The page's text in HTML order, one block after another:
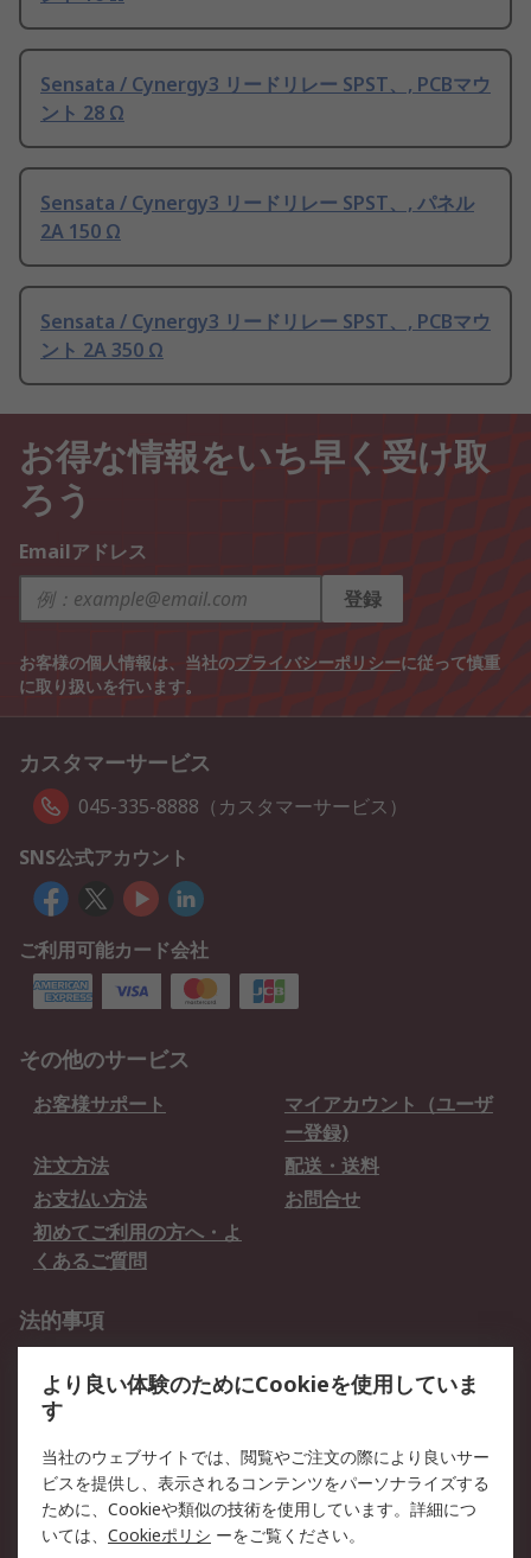
Sensata / Cynergy3 リードリレー SPST、, PCBマウ
ント 28 Ω
Sensata / Cynergy3 リードリレー SPST、, パネル
2A 150 Ω
Sensata / Cynergy3 リードリレー SPST、, PCBマウ
ント 2A 350 Ω
お得な情報をいち早く受け取
ろう
Emailアドレス
登録
お客様の個人情報は、当社のプライバシーポリシーに従って慎重
に取り扱いを行います。
カスタマーサービス
045-335-8888（カスタマーサービス）
SNS公式アカウント
ご利用可能カード会社
その他のサービス
お客様サポート
マイアカウント（ユーザ
ー登録)
注文方法
配送・送料
お支払い方法
お問合せ
初めてご利用の方へ・よ
くあるご質問
法的事項
クッキーポリシー
RSについて
会社概要
採用情報
プレスリリース＆お知ら
コーポレートサイト
より良い体験のためにCookieを使用していま
す
当社のウェブサイトでは、閲覧やご注文の際により良いサー
ビスを提供し、表示されるコンテンツをパーソナライズする
ために、Cookieや類似の技術を使用しています。詳細につ
いては、 Cookieポリシ ーをご覧ください。